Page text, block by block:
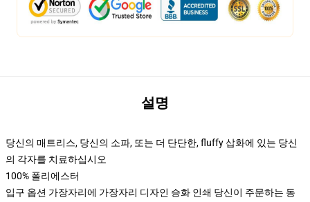
설명
당신의 매트리스, 당신의 소파, 또는 더 단단한, fluffy 삽화에 있는 당신
의 각자를 치료하십시오
100% 폴리에스터
입구 옵션 가장자리에 가장자리 디자인 승화 인쇄 당신이 주문하는 동